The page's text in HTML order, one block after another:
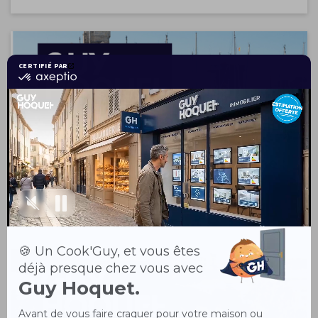
Immobilier en Nouvelle-Aquitaine :
des prix stabilisés ?
10 OCT 2024